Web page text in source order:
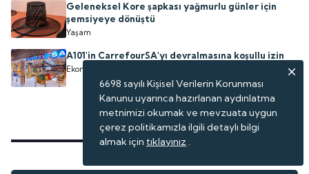
Geleneksel Kore şapkası yağmurlu günler için
şemsiyeye dönüştü
Yaşam
A101'in CarrefourSA'yı devralmasına koşullu izin
Ekonomi
6698 sayılı Kişisel Verilerin Korunması
Kanunu uyarınca hazırlanan aydınlatma
metnimizi okumak ve mevzuata uygun
çerez politikamızla ilgili detaylı bilgi
almak için tıklayınız .